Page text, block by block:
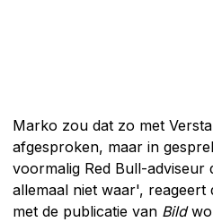
Marko zou dat zo met
afgesproken, maar in
voormalig Red Bull-adviseur
allemaal niet waar', reageert
met de publicatie van Bild